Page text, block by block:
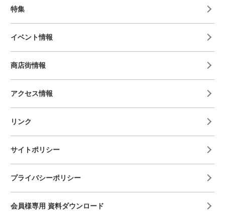
特集
イベント情報
商店街情報
アクセス情報
リンク
サイトポリシー
プライバシーポリシー
会員様専用 資料ダウンロード